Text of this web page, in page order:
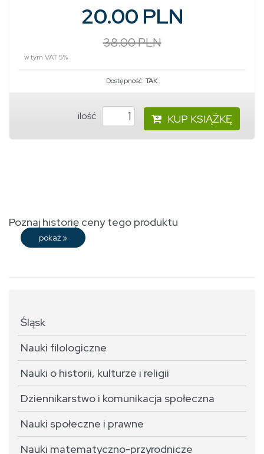
20.00 PLN
38.00 PLN
w tym VAT 5%
Dostępność: TAK
ilość KUP KSIĄŻKĘ
Poznaj historię ceny tego produktu
pokaż »
Śląsk
Nauki filologiczne
Nauki o historii, kulturze i religii
Dziennikarstwo i komunikacja społeczna
Nauki społeczne i prawne
Nauki matematyczno-przyrodnicze